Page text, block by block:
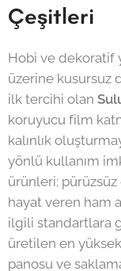
Çeşitleri
Hobi ve dekoratif
üzerine kusursuz
ilk tercihi olan
koruyucu film
kalınlık
yönlü kullanım
ürünleri;
hayat veren ham
ilgili standartlara
üretilen en
panosu ve